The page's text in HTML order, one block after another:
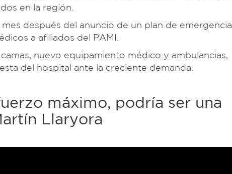
en la región.
después del anuncio de un plan de emergencia
a afiliados del PAMI.
nuevo equipamiento médico y ambulancias,
del hospital ante la creciente demanda.
máximo, podría ser una
Llaryora